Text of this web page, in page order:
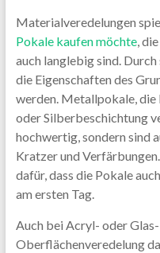
Materialveredelungen
Pokale kaufen möchte,
auch langlebig sind.
die Eigenschaften des
werden. Metallpokale,
oder Silberbeschichtung
hochwertig, sondern sind
Kratzer und
dafür, dass die Pokale
am ersten Tag.
Auch bei Acryl- oder
Oberflächenveredelung